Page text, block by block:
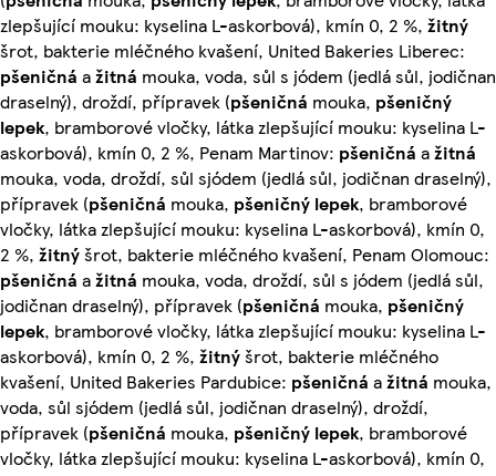
zlepšující mouku: kyselina L-askorbová), kmín 0, 2 %, žitný
šrot, bakterie mléčného kvašení, United Bakeries Liberec:
pšeničná ažitná mouka, voda, sůl s jódem (jedlá sůl, jodičnan
draselný), droždí, přípravek (pšeničná mouka, pšeničný
lepek, bramborové vločky, látka zlepšující mouku: kyselina L-
askorbová), kmín 0, 2 %, Penam Martinov: pšeničná ažitná
mouka, voda, droždí, sůl sjódem (jedlá sůl, jodičnan draselný),
přípravek (pšeničná mouka, pšeničný lepek, bramborové
vločky, látka zlepšující mouku: kyselina L-askorbová), kmín 0,
2 %, žitnýšrot, bakterie mléčného kvašení, Penam Olomouc:
pšeničná ažitná mouka, voda, droždí, sůl s jódem (jedlá sůl,
jodičnan draselný), přípravek (pšeničná mouka, pšeničný
lepek, bramborové vločky, látka zlepšující mouku: kyselina L-
askorbová), kmín 0, 2 %, žitnýšrot, bakterie mléčného
kvašení, United Bakeries Pardubice: pšeničná ažitná mouka,
voda, sůl sjódem (jedlá sůl, jodičnan draselný), droždí,
přípravek (pšeničná mouka, pšeničný lepek, bramborové
vločky, látka zlepšující mouku: kyselina L-askorbová), kmín 0,